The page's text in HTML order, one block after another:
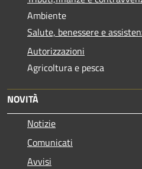
Ambiente
Salute, benessere e
Autorizzazioni
Agricoltura e pesca
NOVITÀ
Notizie
Comunicati
Avvisi